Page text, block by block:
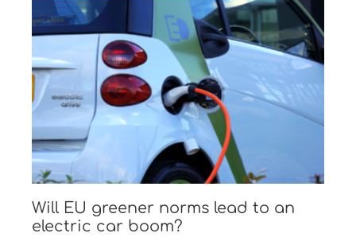
Will EU greener norms lead to an
electric car boom?